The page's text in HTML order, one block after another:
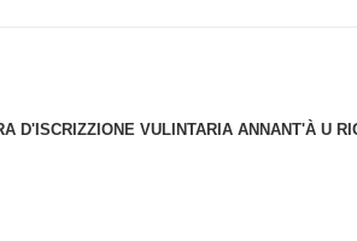
D'ISCRIZZIONE VULINTARIA ANNANT'À U